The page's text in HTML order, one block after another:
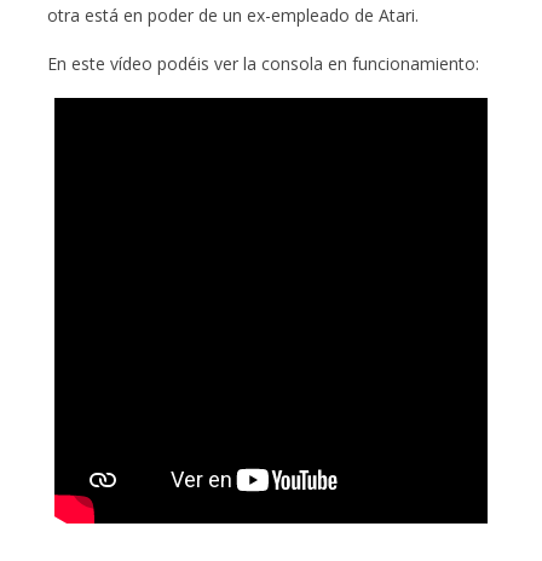
otra está en poder de un ex-empleado de Atari.
En este vídeo podéis ver la consola en funcionamiento: